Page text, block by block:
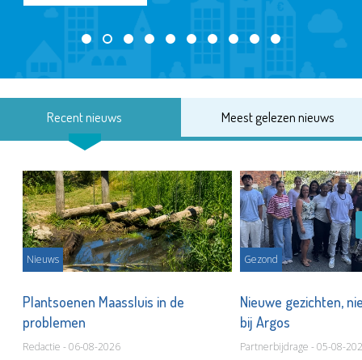
Recent nieuws Meest gelezen nieuws
Nieuws
Plantsoenen Maassluis in de
problemen
Redactie - 06-08-2026
Gezond
Nieuwe gezichten,
bij Argos
Partnerbijdrage - 05-08-